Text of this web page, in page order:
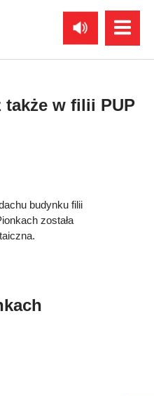
w filii PUP
budynku filii
została